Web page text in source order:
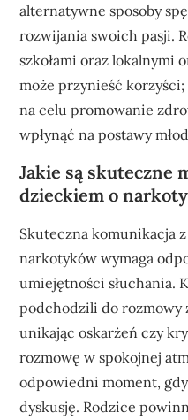
alternatywne sposoby
rozwijania swoich pasji.
szkołami oraz lokalnymi
może przynieść
na celu promowanie
wpłynąć na postawy
Jakie są skuteczne
dzieckiem o
Skuteczna komunikacja
narkotyków wymaga
umiejętności słuchania.
podchodzili do rozmowy
unikając oskarżeń czy
rozmowę w spokojnej
odpowiedni moment,
dyskusję. Rodzice